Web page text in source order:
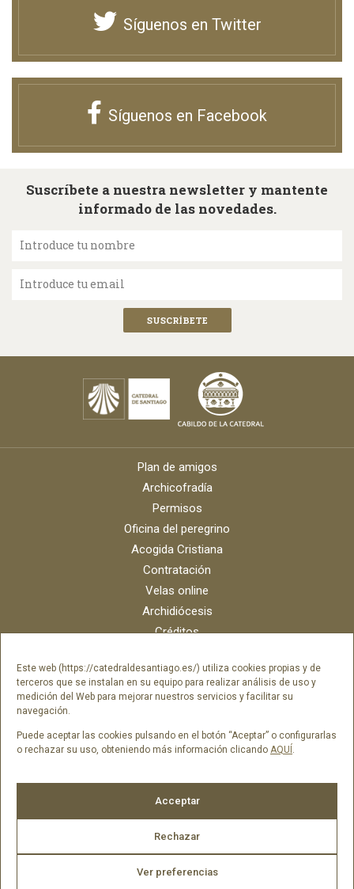
Este web (https://catedraldesantiago.es/) utiliza cookies propias y de
terceros que se instalan en su equipo para realizar análisis de uso y
medición del Web para mejorar nuestros servicios y facilitar su
navegación.
Puede aceptar las cookies pulsando en el botón “Aceptar” o configurarlas
o rechazar su uso, obteniendo más información clicando AQUÍ.
Acceptar
Rechazar
Ver preferencias
Síguenos en Twitter
Síguenos en Facebook
Suscríbete a nuestra newsletter y mantente
informado de las novedades.
Introduce tu nombre
Introduce tu email
Plan de amigos
Archicofradía
Permisos
Oficina del peregrino
Acogida Cristiana
Contratación
Velas online
Archidiócesis
Créditos
Contacto
Portal del empleado SAMI Catedral
ES2026 © Catedral de Santiago de Compostela -